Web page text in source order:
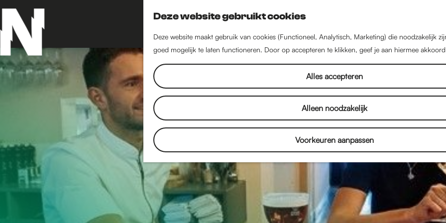
Deze website gebruikt cookies
Deze website maakt gebruik van cookies (Functioneel, Analytisch, Marketing) die noodzakelijk
goed mogelijk te laten functioneren. Door op accepteren te klikken, geef je aan hiermee
Alles accepteren
Alleen noodzakelijk
Voorkeuren aanpassen